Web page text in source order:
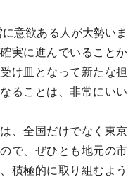
意欲ある人が大勢いま
実に進んでいることか
け皿となって新たな担
ることは、非常にいい
、全国だけでなく東京
で、ぜひとも地元の市
積極的に取り組むよう